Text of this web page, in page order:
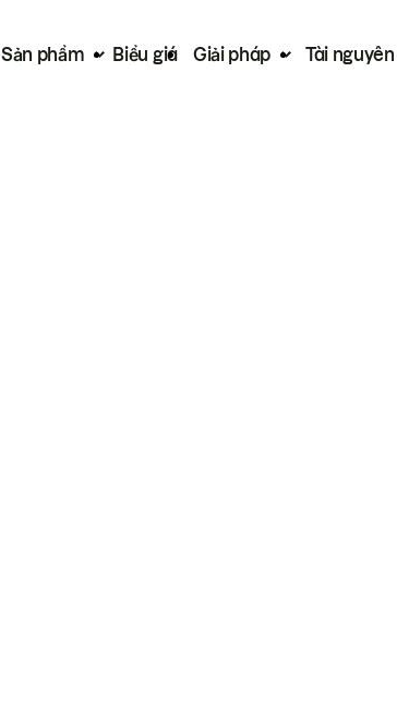
Sản phẩm Biểu giá Giải pháp Tài nguyên